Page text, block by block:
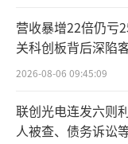
步。30亿免单
愿意折腾的时
链路。
千问当起
营收暴增22倍仍亏
关科创板背后深陷
困局
2026-08-06 09:45:09
联创光电连发六则
人被查、债务诉讼